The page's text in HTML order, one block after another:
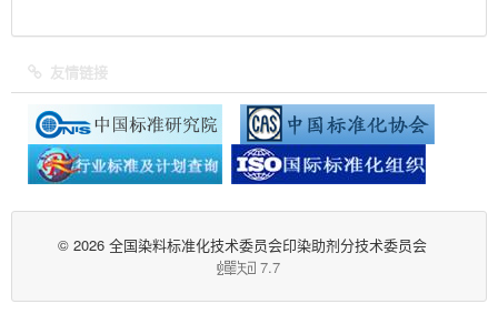
友情链接
© 2026 全国染料标准化技术委员会印染助剂分技术委员会
7.7